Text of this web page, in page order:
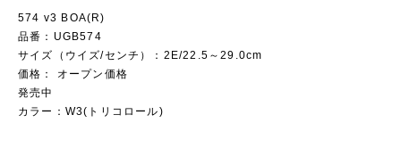
574 v3 BOA(R)
品番：UGB574
サイズ（ウイズ/センチ）：2E/22.5～29.0cm
価格： オープン価格
発売中
カラー：W3(トリコロール)